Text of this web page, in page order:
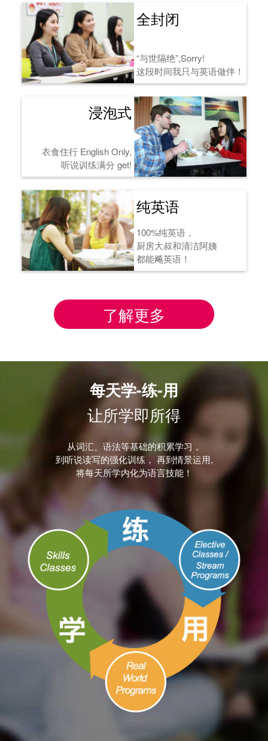
全封闭
“与世隔绝”,Sorry!
这段时间我只与英语做伴！
浸泡式
衣食住行 English Only,
听说训练满分 get!
纯英语
100%纯英语，
厨房大叔和清洁阿姨
都能飚英语！
了解更多
每天学-练-用
让所学即所得
从词汇、语法等基础的积累学习，
到听说读写的强化训练， 再到情景运用,
将每天所学内化为语言技能！